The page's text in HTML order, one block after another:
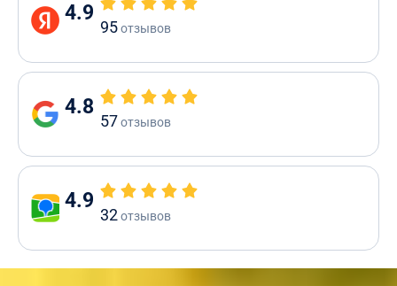
4.9
95отзывов
4.8
57отзывов
4.9
32отзывов